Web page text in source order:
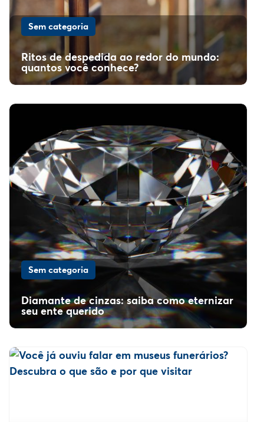
Sem categoria
Ritos de despedida ao redor do mundo:
quantos você conhece?
Sem categoria
Diamante de cinzas: saiba como eternizar
seu ente querido